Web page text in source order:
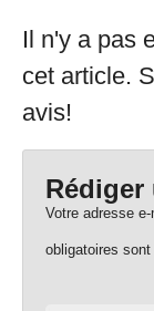
Il n'y a pas
cet article.
avis!
Rédiger
Votre adresse
obligatoires